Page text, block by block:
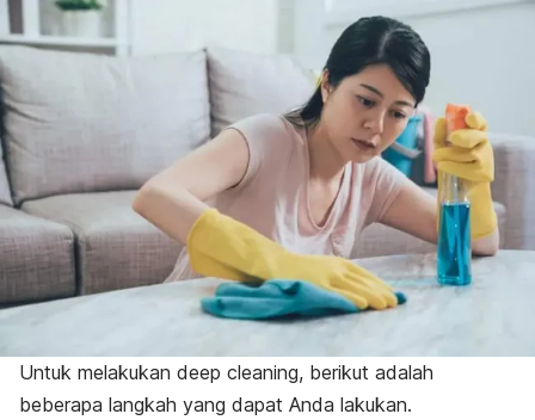
Untuk melakukan deep cleaning, berikut adalah
beberapa langkah yang dapat Anda lakukan.